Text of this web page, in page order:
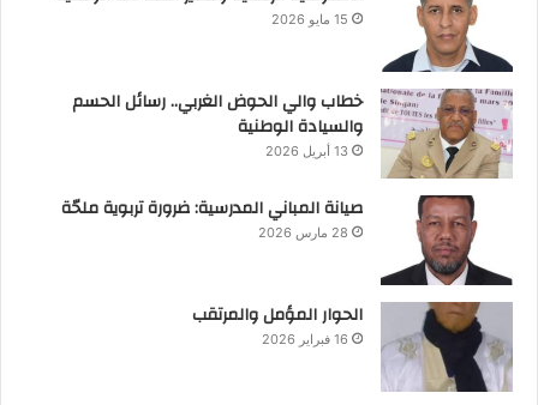
15 مايو 2026
خطاب والي الحوض الغربي.. رسائل الحسم
والسيادة الوطنية
13 أبريل 2026
صيانة المباني المدرسية: ضرورة تربوية ملحّة
28 مارس 2026
الحوار المؤمل والمرتقب
16 فبراير 2026